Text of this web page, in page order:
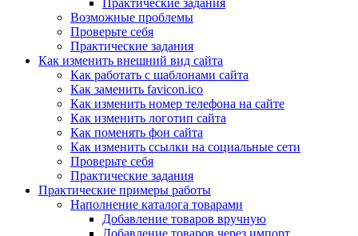
Практические задания
Возможные проблемы
Проверьте себя
Практические задания
Как изменить внешний вид сайта
Как работать с шаблонами сайта
Как заменить favicon.ico
Как изменить номер телефона на сайте
Как изменить логотип сайта
Как поменять фон сайта
Как изменить ссылки на социальные сети
Проверьте себя
Практические задания
Практические примеры работы
Наполнение каталога товарами
Добавление товаров вручную
Добавление товаров через импорт